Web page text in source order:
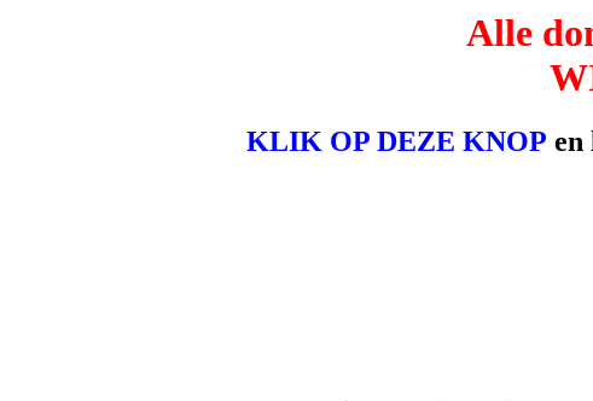
Alle
KLIK OP DEZE KNOP en